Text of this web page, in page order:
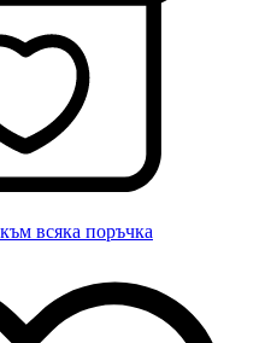
всяка поръчка